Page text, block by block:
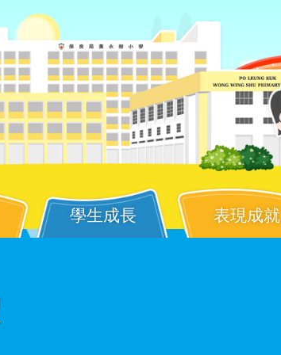
學生成長 表現成就